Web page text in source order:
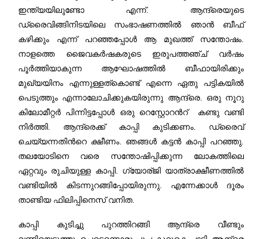
ഇന്ത്യയിലുണ്ടോ എന്ന്. ആന്ദ്രെയുടെ
ഡ്രൈവിങ്ങിനിടയിലെ സംഭാഷണത്തില്‍ ഞാന്‍ ബീഫ്
കഴിക്കും എന്ന് പറഞ്ഞപ്പോള്‍ ആ മുഖത്ത് സന്തോഷം.
നാളത്തെ ജൈവകര്‍ഷകരുടെ ഇരുപത്തഞ്ച് വര്‍ഷം
പൂര്‍ത്തിയാകുന്ന ആഘോഷത്തില്‍ ബീഫായിരിക്കും
മുഖ്യയിനം എന്നുള്ളത്കൊണ്ട് എന്നെ ഏതു പട്ടികയില്‍
പെടുത്തും എന്നാലോചിക്കുകയിരുന്നു ആന്ദ്രെ. ഒരു നൂറു
കിലോമീറ്റര്‍ പിന്നിട്ടപ്പോള്‍ ഒരു റെസ്റ്റോറന്‍റ് കണ്ടു വണ്ടി
നിര്‍ത്തി. ആന്ദ്രെക്ക് കാപ്പി കുടിക്കണം. ഡ്രൈവ്
ചെയ്യന്നതിന്‍റെ ക്ഷീണം. ഞങ്ങള്‍ കട്ടന്‍ കാപ്പി പറഞ്ഞു.
തലയോടിനെ വരെ സന്തോഷിപ്പിക്കുന്ന ലോകത്തിലെ
ഏറ്റവും രുചിയുള്ള കാപ്പി. ഗ്യോര്ജി യാത്രാക്ഷീണത്തില്‍
വണ്ടിയില്‍ കിടന്നുറങ്ങിപ്പോയിരുന്നു. എന്നേക്കാള്‍ ദൂരം
താണ്ടിയ ഫിലിപ്പിനെസ് വനിത.
കാപ്പി കുടിച്ചു പുറത്തിറങ്ങി ആന്ദ്രെ വീണ്ടും